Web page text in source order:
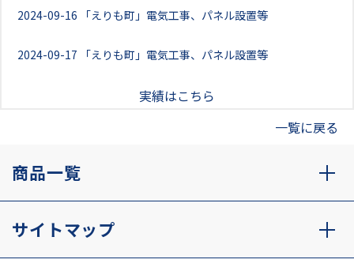
2024-09-16 「えりも町」電気工事、パネル設置等
2024-09-17 「えりも町」電気工事、パネル設置等
実績はこちら
一覧に戻る
商品一覧
サイトマップ